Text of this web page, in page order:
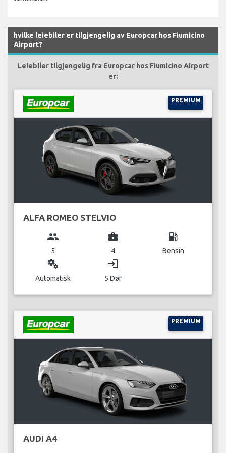
hvilke leiebiler er tilgjengelig av Europcar hos Fiumicino
Airport?
Leiebiler tilgjengelig fra Europcar hos Fiumicino Airport
er:
PREMIUM
ALFA ROMEO STELVIO
group
5
business_center
4
local_gas_station
Bensin
miscellaneous_services
Automatisk
login
5 Dør
PREMIUM
AUDI A4